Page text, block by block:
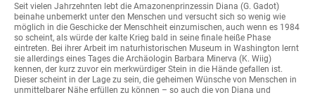
Seit vielen Jahrzehnten lebt die Amazonenprinzessin Diana (G. Gadot)
beinahe unbemerkt unter den Menschen und versucht sich so wenig wie
möglich in die Geschicke der Menschheit einzumischen, auch wenn es 1984
so scheint, als würde der kalte Krieg bald in seine finale heiße Phase
eintreten. Bei ihrer Arbeit im naturhistorischen Museum in Washington lernt
sie allerdings eines Tages die Archäologin Barbara Minerva (K. Wiig)
kennen, der kurz zuvor ein merkwürdiger Stein in die Hände gefallen ist.
Dieser scheint in der Lage zu sein, die geheimen Wünsche von Menschen in
unmittelbarer Nähe erfüllen zu können – so auch die von Diana und